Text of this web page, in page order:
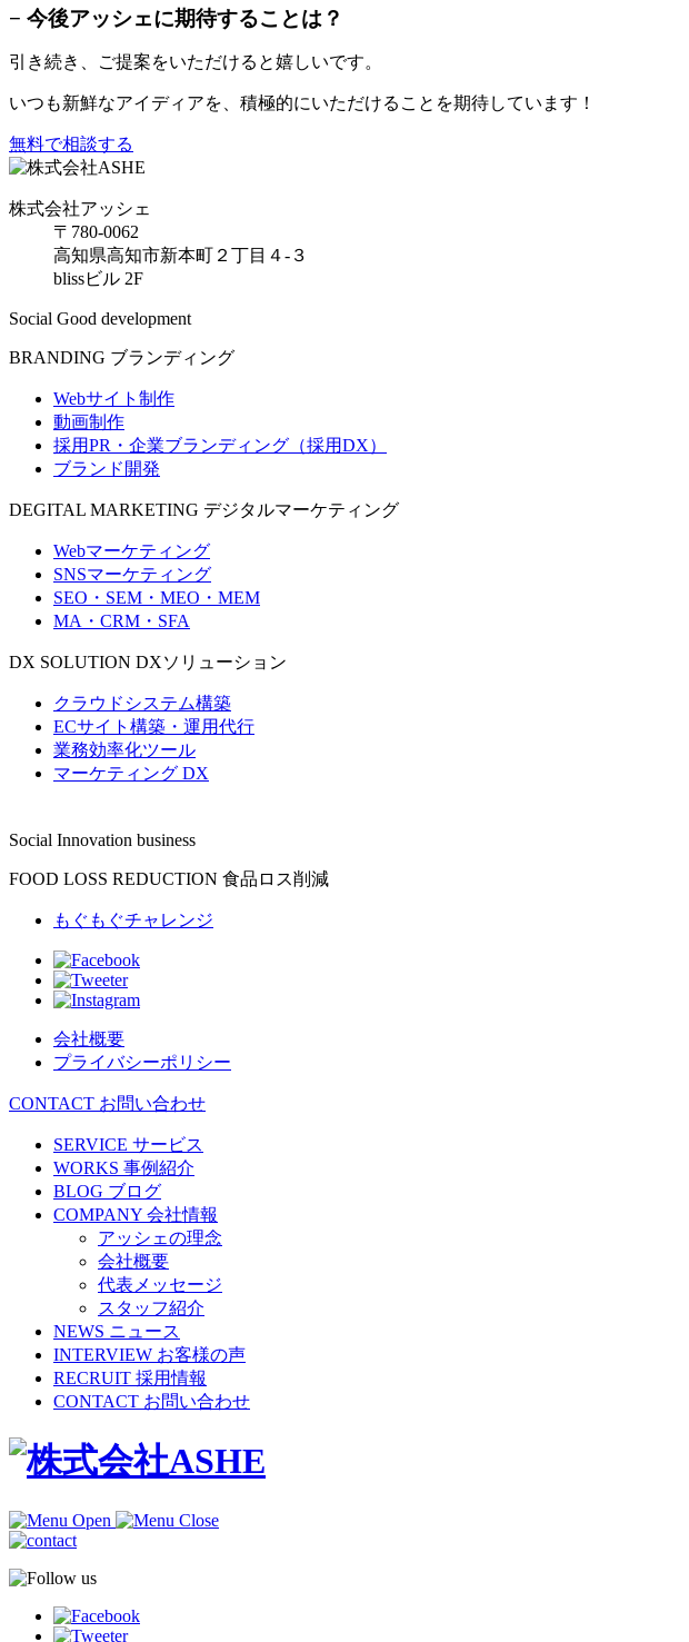
− 今後アッシェに期待することは？
引き続き、ご提案をいただけると嬉しいです。
いつも新鮮なアイディアを、積極的にいただけることを期待しています！
無料で相談する
株式会社アッシェ
〒780-0062
高知県高知市新本町２丁目４-３
blissビル 2F
Social Good development
BRANDING ブランディング
Webサイト制作
動画制作
採用PR・企業ブランディング（採用DX）
ブランド開発
DEGITAL MARKETING デジタルマーケティング
Webマーケティング
SNSマーケティング
SEO・SEM・MEO・MEM
MA・CRM・SFA
DX SOLUTION DXソリューション
クラウドシステム構築
ECサイト構築・運用代行
業務効率化ツール
マーケティング DX
Social Innovation business
FOOD LOSS REDUCTION 食品ロス削減
もぐもぐチャレンジ
会社概要
プライバシーポリシー
CONTACT お問い合わせ
SERVICE サービス
WORKS 事例紹介
BLOG ブログ
COMPANY 会社情報
アッシェの理念
会社概要
代表メッセージ
スタッフ紹介
NEWS ニュース
INTERVIEW お客様の声
RECRUIT 採用情報
CONTACT お問い合わせ